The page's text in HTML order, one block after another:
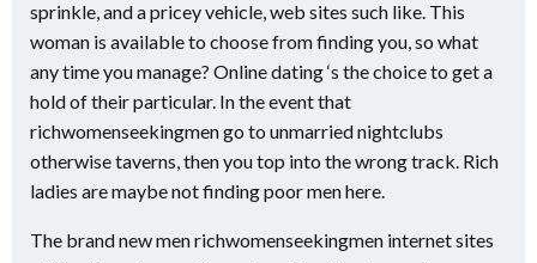
sprinkle, and a pricey vehicle, web sites such like. This
woman is available to choose from finding you, so what
any time you manage? Online dating ‘s the choice to get a
hold of their particular. In the event that
richwomenseekingmen go to unmarried nightclubs
otherwise taverns, then you top into the wrong track. Rich
ladies are maybe not finding poor men here.
The brand new men richwomenseekingmen internet sites